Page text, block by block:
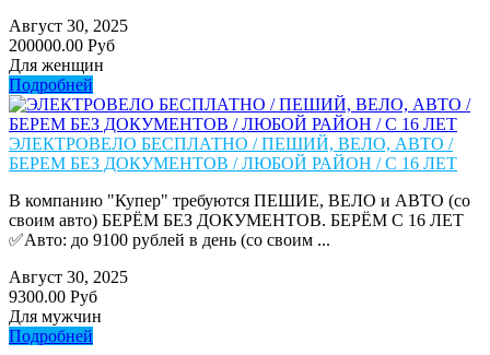
Август 30, 2025
200000.00 Руб
Для женщин
Подробней
ЭЛЕКТРОВЕЛО БЕСПЛАТНО / ПЕШИЙ, ВЕЛО, АВТО /
БЕРЕМ БЕЗ ДОКУМЕНТОВ / ЛЮБОЙ РАЙОН / С 16 ЛЕТ
В компанию "Купер" требуются ПЕШИЕ, ВЕЛО и АВТО (со
своим авто) БЕРЁМ БЕЗ ДОКУМЕНТОВ. БЕРЁМ С 16 ЛЕТ
✅Авто: до 9100 рублей в день (со своим ...
Август 30, 2025
9300.00 Руб
Для мужчин
Подробней